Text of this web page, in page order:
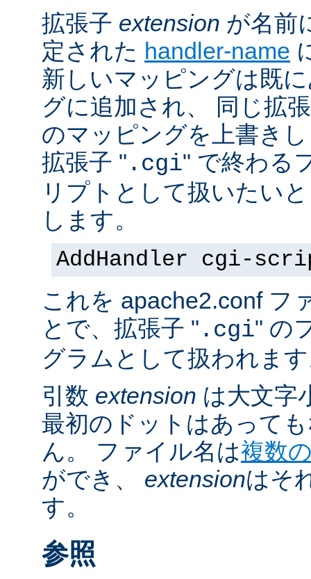
拡張子 extension が名前
定された handler-name
新しいマッピングは既
グに追加され、 同じ拡
のマッピングを上書き
拡張子 " .cgi" で終わる
リプトとして扱いたい
します。
AddHandler cgi-
これを apache2.conf フ
とで、拡張子 " .cgi" の
グラムとして扱われま
引数 extension は大文字
最初のドットはあって
ん。 ファイル名は複数
ができ、 extensionはそ
す。
参照